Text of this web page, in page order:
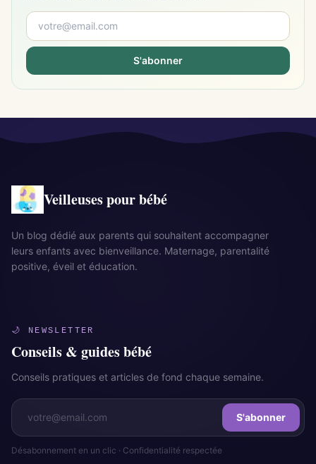
S'abonner
Veilleuses pour bébé
Un blog dédié aux parents qui souhaitent accompagner
leurs enfants avec bienveillance. Maternage, parentalité
positive, éveil et éducation.
🌙 NEWSLETTER
Conseils & guides bébé
Conseils pratiques et articles de fond chaque semaine.
S'abonner
Désabonnement en un clic · Confidentialité respectée